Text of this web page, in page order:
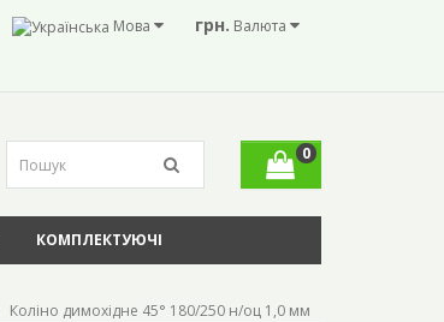
грн. Валюта
Мова
0
КОМПЛЕКТУЮЧІ
Коліно димохідне 45° 180/250 н/оц 1,0 мм